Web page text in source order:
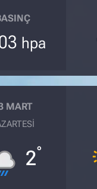
hpa
MART
2°